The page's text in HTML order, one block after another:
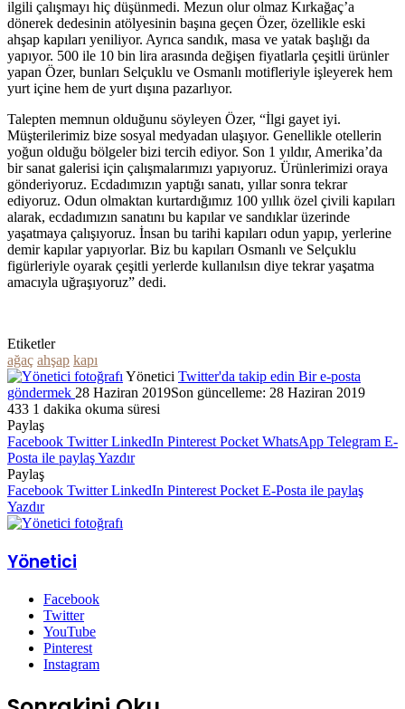
ilgili çalışmayı hiç düşünmedi. Mezun olur olmaz Kırkağaç’a
dönerek dedesinin atölyesinin başına geçen Özer, özellikle eski
ahşap kapıları yeniliyor. Ayrıca sandık, masa ve yatak başlığı da
yapıyor. 500 ile 10 bin lira arasında değişen fiyatlarla çeşitli ürünler
yapan Özer, bunları Selçuklu ve Osmanlı motifleriyle işleyerek hem
yurt içine hem de yurt dışına pazarlıyor.
Talepten memnun olduğunu söyleyen Özer, “İlgi gayet iyi.
Müşterilerimiz bize sosyal medyadan ulaşıyor. Genellikle otellerin
yoğun olduğu bölgeler bizi tercih ediyor. Son 1 yıldır, Amerika’da
bir sanat galerisi için çalışmalarımızı yapıyoruz. Ürünlerimizi oraya
gönderiyoruz. Ecdadımızın yaptığı sanatı, yıllar sonra tekrar
ediyoruz. Odun olmaktan kurtardığımız 100 yıllık özel çivili kapıları
alarak, ecdadımızın sanatını bu kapılar ve sandıklar üzerinde
yaşatmaya çalışıyoruz. İnsan bu tarihi kapıları odun yapıp, yerlerine
demir kapılar yapıyorlar. Biz bu kapıları Osmanlı ve Selçuklu
figürleriyle oyarak çeşitli yerlerde kullanılsın diye tekrar yaşatma
amacıyla uğraşıyoruz” dedi.
Etiketler
ağaç ahşap kapı
Yönetici Twitter'da takip edin Bir e-posta
göndermek 28 Haziran 2019Son güncelleme: 28 Haziran 2019
433 1 dakika okuma süresi
Paylaş
Facebook Twitter LinkedIn Pinterest Pocket WhatsApp Telegram E-
Posta ile paylaşYazdır
Paylaş
Facebook Twitter LinkedIn Pinterest Pocket E-Posta ile paylaş
Yazdır
Yönetici
Facebook
Twitter
YouTube
Pinterest
Instagram